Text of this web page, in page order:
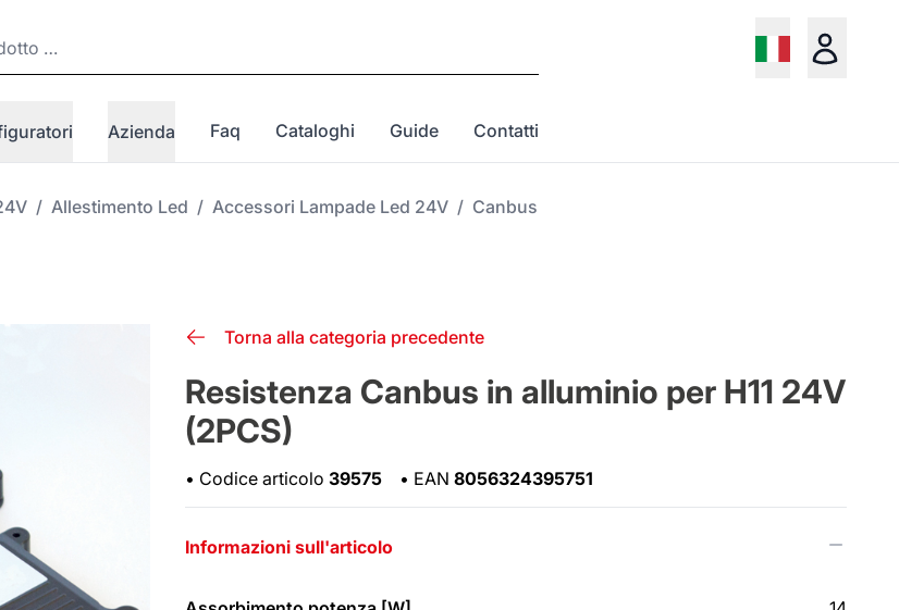
Azienda Faq Cataloghi Guide Contatti
/ Allestimento Led / Accessori Lampade Led 24V / Canbus
Torna alla categoria precedente
Resistenza Canbus in alluminio per H11 24V
(2PCS)
• Codice articolo 39575 • EAN 8056324395751
Informazioni sull'articolo